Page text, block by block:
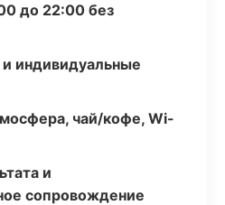
до 22:00 без
индивидуальные
чай/кофе, Wi-
и
сопровождение